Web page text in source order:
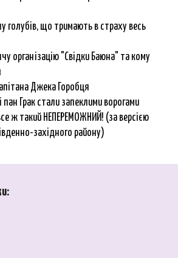
голубів, що тримають в страху весь
організацію "Свідки Баюна" та кому
Джека Горобця
Грак стали запеклими ворогами
ж такий НЕПЕРЕМОЖНИЙ! (за версією
західного району)